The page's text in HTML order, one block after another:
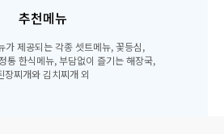
추천메뉴
가 제공되는 각종 셋트메뉴, 꽃등심,
통 한식메뉴, 부담없이 즐기는 해장국,
장찌개와 김치찌개 외